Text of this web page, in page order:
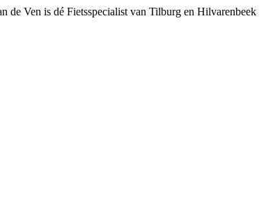
de Ven is dé Fietsspecialist van Tilburg en Hilvarenbeek